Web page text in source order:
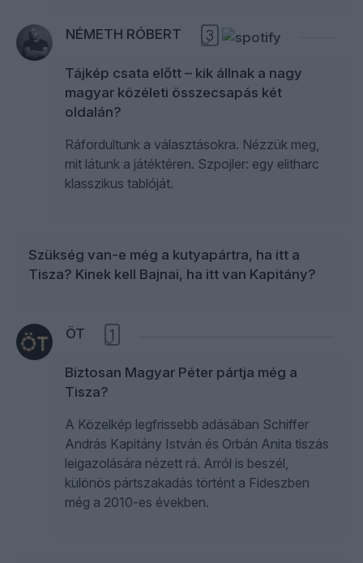
NÉMETH RÓBERT 3
Tájkép csata előtt – kik állnak a nagy
magyar közéleti összecsapás két
oldalán?
Ráfordultunk a választásokra. Nézzük meg,
mit látunk a játéktéren. Szpojler: egy elitharc
klasszikus tablóját.
Szükség van-e még a kutyapártra, ha itt a
Tisza? Kinek kell Bajnai, ha itt van Kapitány?
ÖT 1
Biztosan Magyar Péter pártja még a
Tisza?
A Közelkép legfrissebb adásában Schiffer
András Kapitány István és Orbán Anita tiszás
leigazolására nézett rá. Arról is beszél,
különös pártszakadás történt a Fideszben
még a 2010-es években.